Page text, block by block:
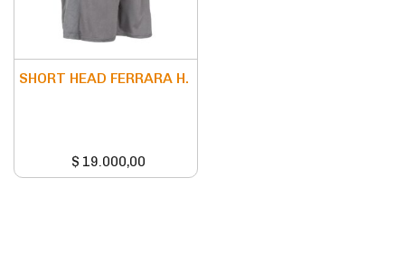
SHORT HEAD FERRARA H.
$ 19.000,00